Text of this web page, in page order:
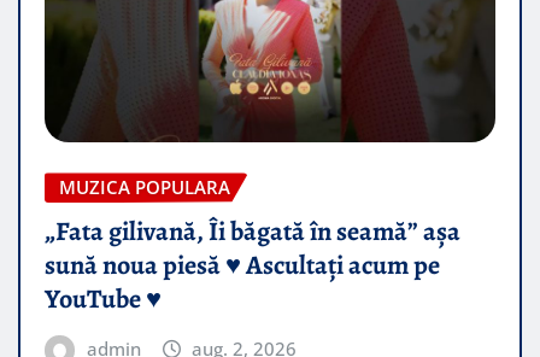
MUZICA POPULARA
„Fata gilivană, Îi băgată în seamă” așa
sună noua piesă ♥️ Ascultați acum pe
YouTube ♥️
admin aug. 2, 2026